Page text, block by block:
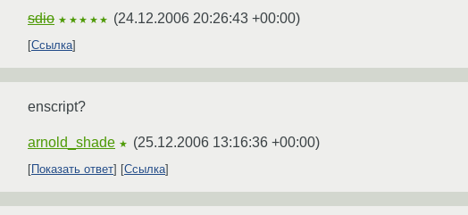
sdio ★★★★★ (24.12.2006 20:26:43 +00:00)
Ссылка
enscript?
arnold_shade ★ (25.12.2006 13:16:36 +00:00)
Показать ответ Ссылка